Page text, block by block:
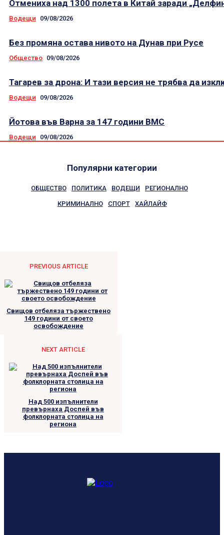
Отмениха над 1300 полета в Китай заради
Водещи 09/08/2026
Без промяна остава нивото на Дунав при Русе
Общество 09/08/2026
Тагарев за дрона: И тази версия не трябва да
Водещи 09/08/2026
Йотова във Варна за 147 години ВМС
Водещи 09/08/2026
Популярни категории
ОБЩЕСТВО ПОЛИТИКА ВОДЕЩИ РЕГИОНАЛНО
КРИМИНАЛНО СПОРТ ХАЙЛАЙФ
PREVIOUS ARTICLE
Свищов отбеляза тържествено
149 години от своето
освобождение
NEXT ARTICLE
Над 500 изпълнители
превърнаха Доспей във
фолклорната столица на
региона